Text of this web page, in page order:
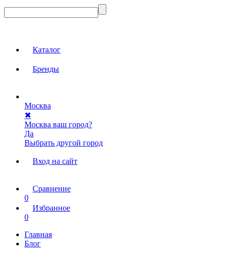
Каталог
Бренды
Москва
✖
Москва ваш город?
Да
Выбрать другой город
Вход на сайт
Сравнение
0
Избранное
0
Главная
Блог